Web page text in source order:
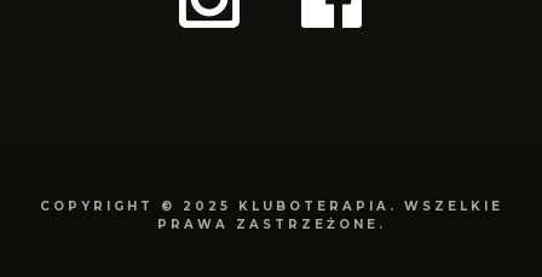
COPYRIGHT © 2025 KLUBOTERAPIA. WSZELKIE
PRAWA ZASTRZEŻONE.